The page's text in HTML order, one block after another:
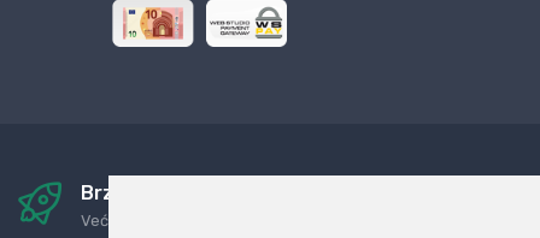
Brza i sigurna dostava
Već za nekoliko dana kod vas